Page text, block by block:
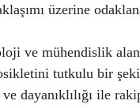
üzerine
ve mühendislik
tutkulu bir
dayanıklılığı ile